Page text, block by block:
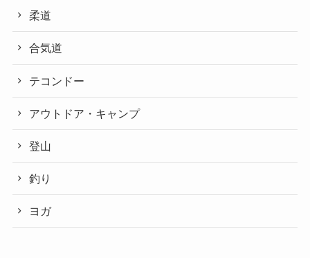
柔道
合気道
テコンドー
アウトドア・キャンプ
登山
釣り
ヨガ